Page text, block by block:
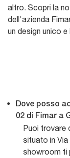
altro. Scopri la
dell'azienda
un design unico
Dove posso
02 di Fimar a
Puoi trovare
situato in
showroom ti